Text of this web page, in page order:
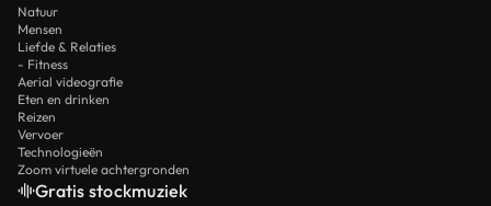
Natuur
Mensen
Liefde & Relaties
- Fitness
Aerial videografie
Eten en drinken
Reizen
Vervoer
Technologieën
Zoom virtuele achtergronden
Gratis stockmuziek